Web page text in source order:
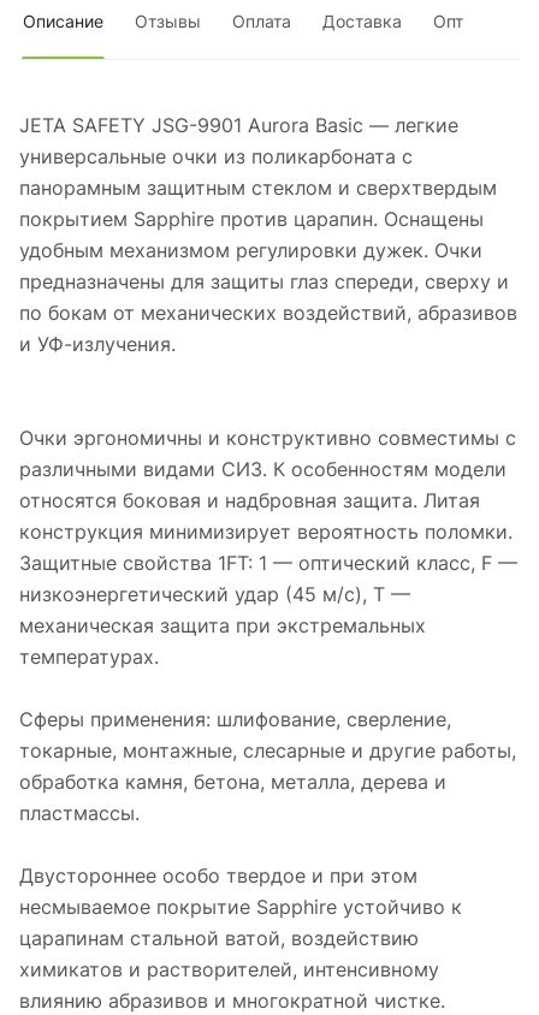
Описание Отзывы Оплата Доставка Опт
JETA SAFETY JSG-9901 Aurora Basic — легкие
универсальные очки из поликарбоната с
панорамным защитным стеклом и сверхтвердым
покрытием Sapphire против царапин. Оснащены
удобным механизмом регулировки дужек. Очки
предназначены для защиты глаз спереди, сверху и
по бокам от механических воздействий, абразивов
и УФ-излучения.
Очки эргономичны и конструктивно совместимы с
различными видами СИЗ. К особенностям модели
относятся боковая и надбровная защита. Литая
конструкция минимизирует вероятность поломки.
Защитные свойства 1FT: 1 — оптический класс, F —
низкоэнергетический удар (45 м/c), Т —
механическая защита при экстремальных
температурах.
Сферы применения: шлифование, сверление,
токарные, монтажные, слесарные и другие работы,
обработка камня, бетона, металла, дерева и
пластмассы.
Двустороннее особо твердое и при этом
несмываемое покрытие Sapphire устойчиво к
царапинам стальной ватой, воздействию
химикатов и растворителей, интенсивному
влиянию абразивов и многократной чистке.